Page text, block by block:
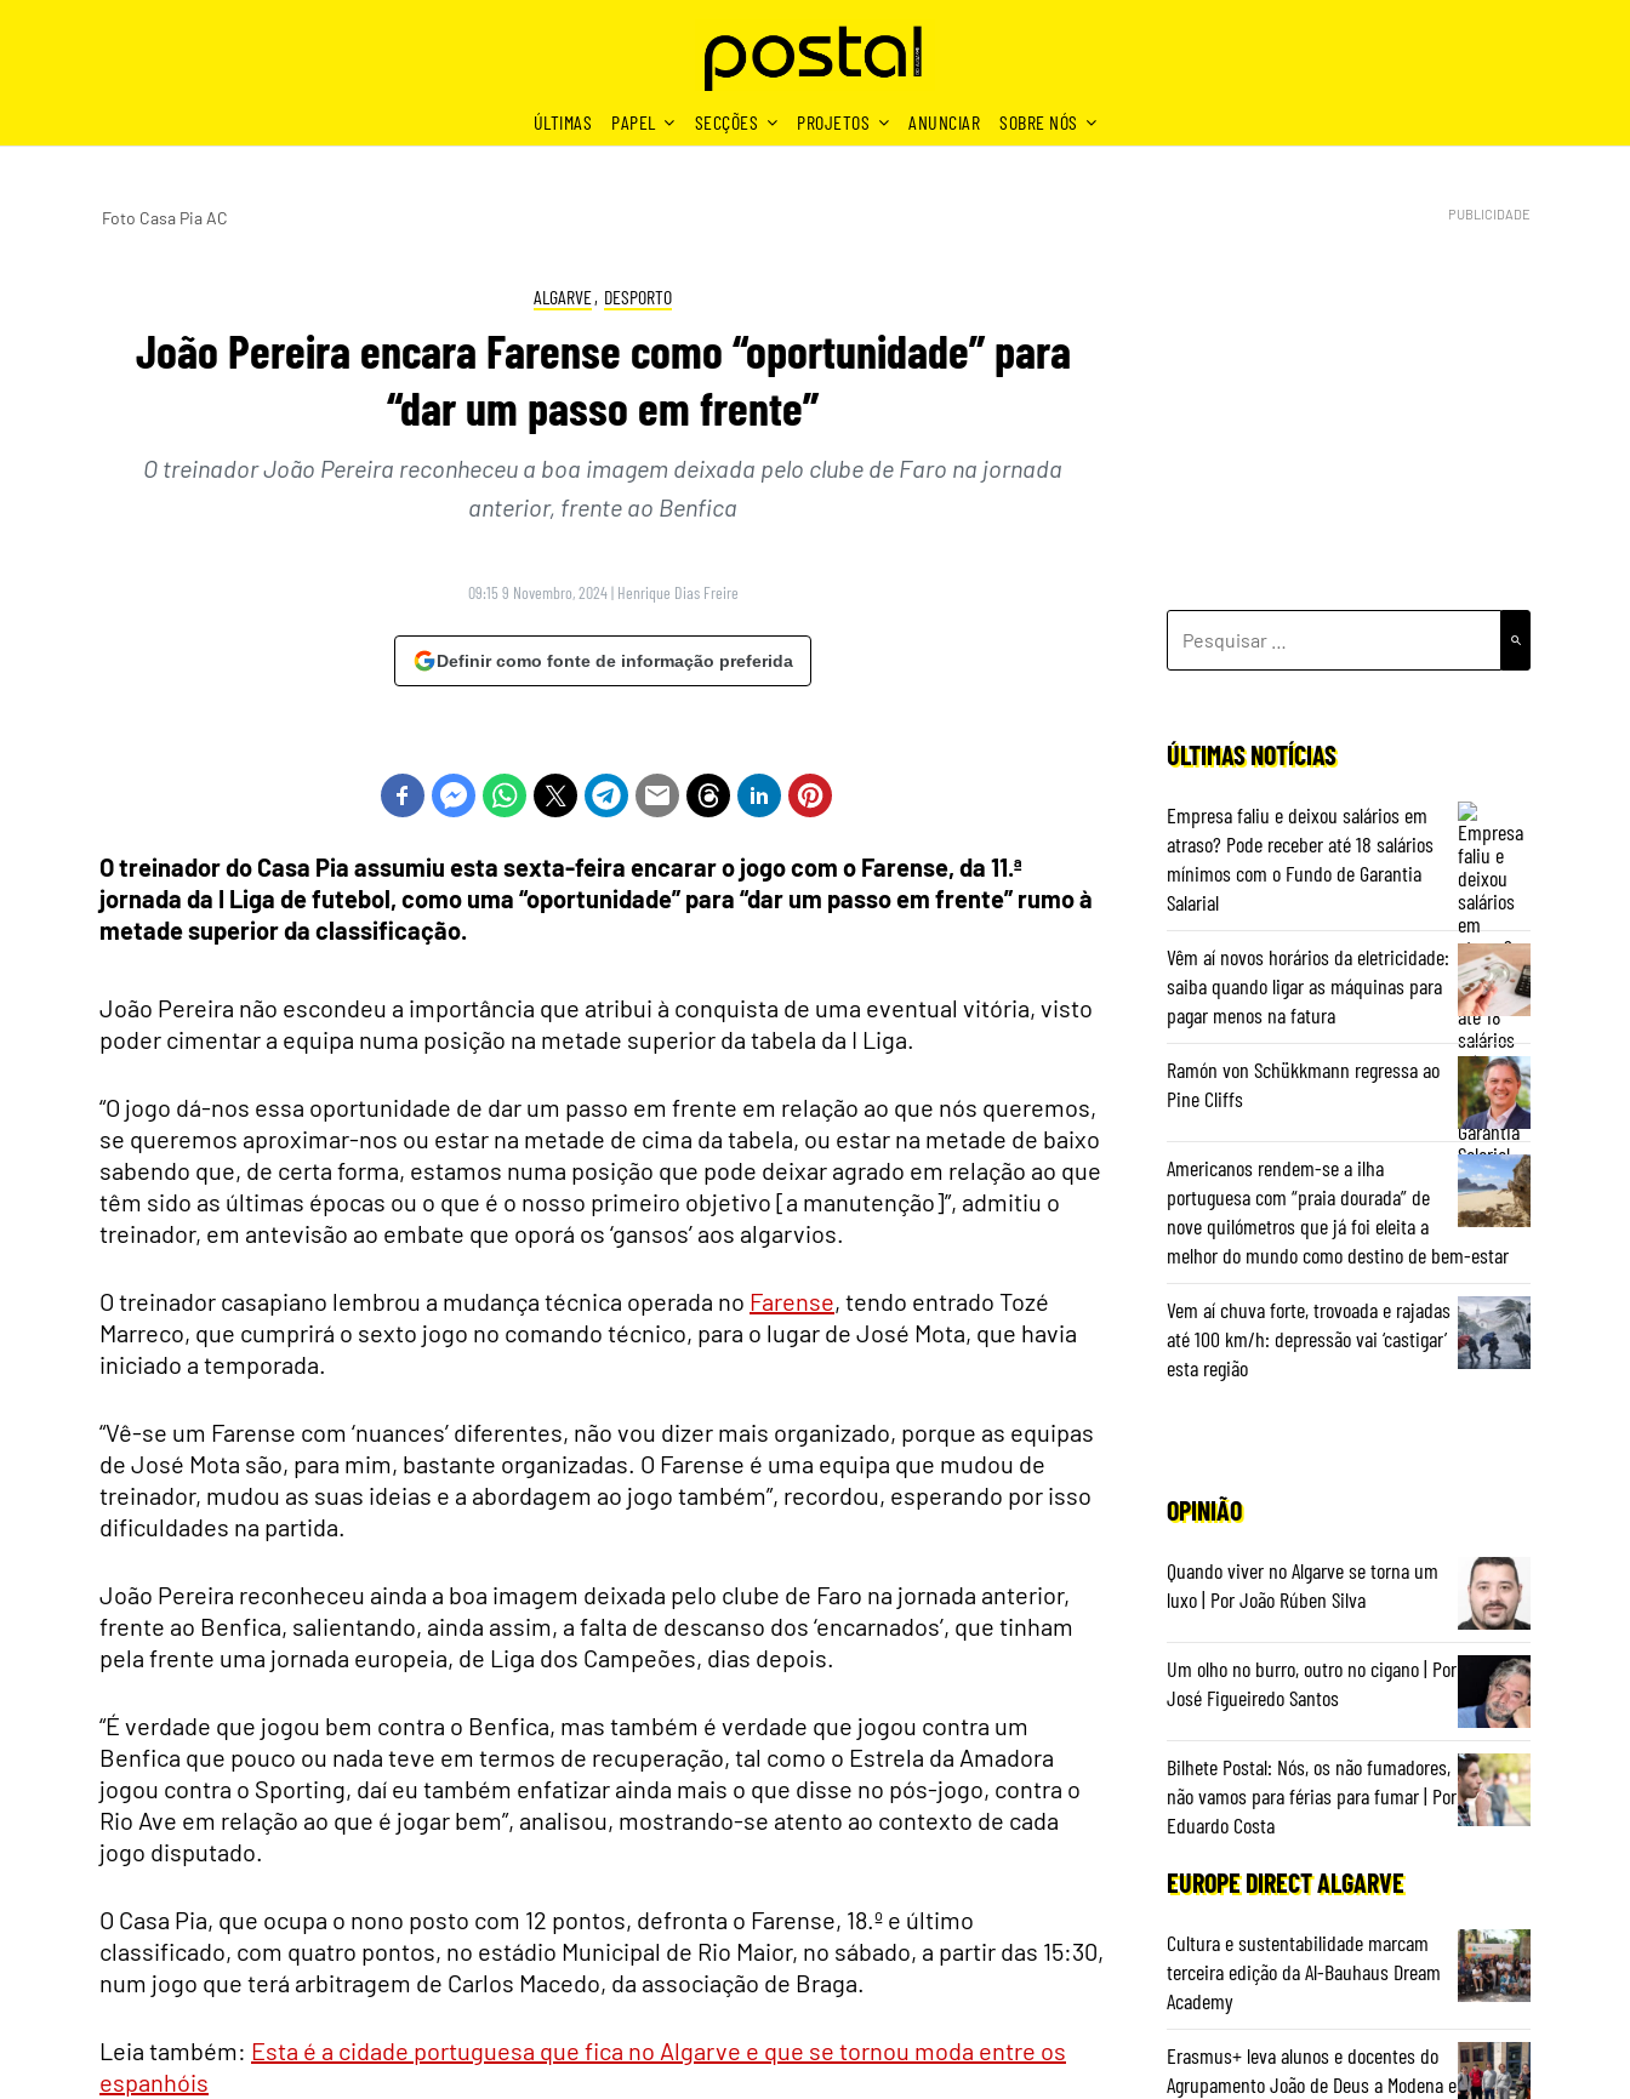
ÚLTIMAS
PAPEL SECÇÕES PROJETOS ANUNCIAR SOBRE NÓS
Foto Casa Pia AC
ALGARVE, DESPORTO
João Pereira encara Farense como “oportunidade” para
“dar um passo em frente”
O treinador João Pereira reconheceu a boa imagem deixada pelo clube de Faro na jornada
anterior, frente ao Benfica
09:15 9 Novembro, 2024 | Henrique Dias Freire
Definir como fonte de informação preferida
O treinador do Casa Pia assumiu esta sexta-feira encarar o jogo com o Farense, da 11.ª
jornada da I Liga de futebol, como uma “oportunidade” para “dar um passo em frente” rumo à
metade superior da classificação.
João Pereira não escondeu a importância que atribui à conquista de uma eventual vitória, visto
poder cimentar a equipa numa posição na metade superior da tabela da I Liga.
“O jogo dá-nos essa oportunidade de dar um passo em frente em relação ao que nós queremos,
se queremos aproximar-nos ou estar na metade de cima da tabela, ou estar na metade de baixo
sabendo que, de certa forma, estamos numa posição que pode deixar agrado em relação ao que
têm sido as últimas épocas ou o que é o nosso primeiro objetivo [a manutenção]”, admitiu o
treinador, em antevisão ao embate que oporá os ‘gansos’ aos algarvios.
O treinador casapiano lembrou a mudança técnica operada no Farense, tendo entrado Tozé
Marreco, que cumprirá o sexto jogo no comando técnico, para o lugar de José Mota, que havia
iniciado a temporada.
“Vê-se um Farense com ‘nuances’ diferentes, não vou dizer mais organizado, porque as equipas
de José Mota são, para mim, bastante organizadas. O Farense é uma equipa que mudou de
treinador, mudou as suas ideias e a abordagem ao jogo também”, recordou, esperando por isso
dificuldades na partida.
João Pereira reconheceu ainda a boa imagem deixada pelo clube de Faro na jornada anterior,
frente ao Benfica, salientando, ainda assim, a falta de descanso dos ‘encarnados’, que tinham
pela frente uma jornada europeia, de Liga dos Campeões, dias depois.
“É verdade que jogou bem contra o Benfica, mas também é verdade que jogou contra um
Benfica que pouco ou nada teve em termos de recuperação, tal como o Estrela da Amadora
jogou contra o Sporting, daí eu também enfatizar ainda mais o que disse no pós-jogo, contra o
Rio Ave em relação ao que é jogar bem”, analisou, mostrando-se atento ao contexto de cada
jogo disputado.
O Casa Pia, que ocupa o nono posto com 12 pontos, defronta o Farense, 18.º e último
classificado, com quatro pontos, no estádio Municipal de Rio Maior, no sábado, a partir das 15:30,
num jogo que terá arbitragem de Carlos Macedo, da associação de Braga.
Leia também: Esta é a cidade portuguesa que fica no Algarve e que se tornou moda entre os
espanhóis
POR:
ÚLTIMAS NOTÍCIAS
Empresa faliu e deixou salários em
atraso? Pode receber até 18 salários
mínimos com o Fundo de Garantia
Salarial
Vêm aí novos horários da eletricidade:
saiba quando ligar as máquinas para
pagar menos na fatura
Ramón von Schükkmann regressa ao
Pine Cliffs
Americanos rendem-se a ilha
portuguesa com “praia dourada” de
nove quilómetros que já foi eleita a
melhor do mundo como destino de bem-estar
Vem aí chuva forte, trovoada e rajadas
até 100 km/h: depressão vai ‘castigar’
esta região
OPINIÃO
Quando viver no Algarve se torna um
luxo | Por João Rúben Silva
Um olho no burro, outro no cigano | Por
José Figueiredo Santos
Bilhete Postal: Nós, os não fumadores,
não vamos para férias para fumar | Por
Eduardo Costa
EUROPE DIRECT ALGARVE
Cultura e sustentabilidade marcam
terceira edição da Al-Bauhaus Dream
Academy
Erasmus+ leva alunos e docentes do
Agrupamento João de Deus a Modena e